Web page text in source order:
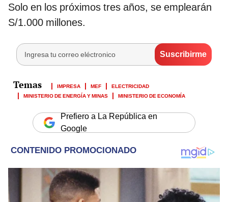
Solo en los próximos tres años, se emplearán
S/1.000 millones.
IMPRESA MEF
ELECTRICIDAD
MINISTERIO DE ENERGÍA Y MINAS
MINISTERIO DE ECONOMÍA
Prefiero a La República en
Google